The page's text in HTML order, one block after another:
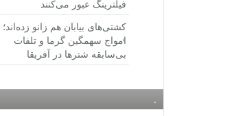
فیلترینگ عبور می‌کنند
کشتی‌های بیابان هم زانو زده‌اند؛
امواج سهمگین گرما و تلفات
بی‌سابقه شترها در آفریقا
.